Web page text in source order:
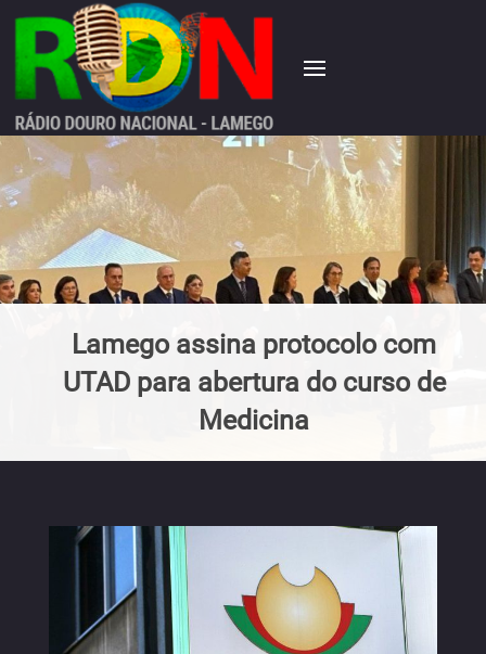
Lamego assina protocolo com
UTAD para abertura do curso de
Medicina